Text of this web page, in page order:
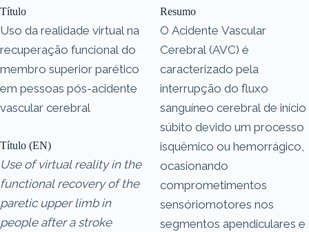
Título
Uso da realidade virtual na
recuperação funcional do
membro superior parético
em pessoas pós-acidente
vascular cerebral
Título (EN)
Use of virtual reality in the
functional recovery of the
paretic upper limb in
people after a stroke
Resumo
O Acidente Vascular
Cerebral (AVC) é
caracterizado pela
interrupção do fluxo
sanguíneo cerebral de início
súbito devido um processo
isquêmico ou hemorrágico,
ocasionando
comprometimentos
sensóriomotores nos
segmentos apendiculares e